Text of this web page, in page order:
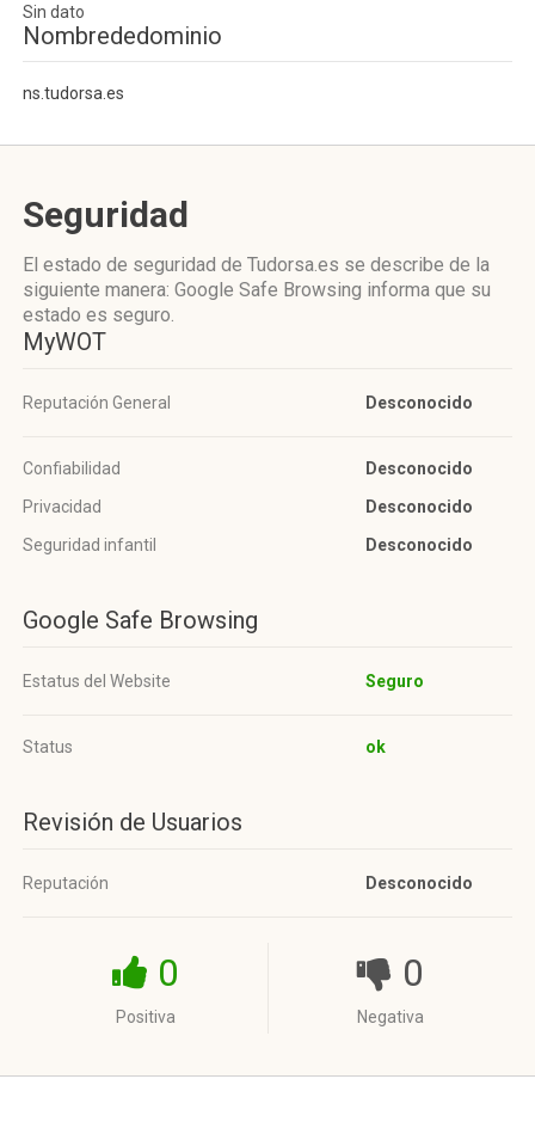
Sin dato
Nombrededominio
ns.tudorsa.es
Seguridad
El estado de seguridad de Tudorsa.es se describe de la
siguiente manera: Google Safe Browsing informa que su
estado es seguro.
MyWOT
Reputación General Desconocido
Confiabilidad
Desconocido
Privacidad
Desconocido
Seguridad infantil
Desconocido
Google Safe Browsing
Estatus del Website Seguro
Status ok
Revisión de Usuarios
Reputación Desconocido
0
Positiva
0
Negativa